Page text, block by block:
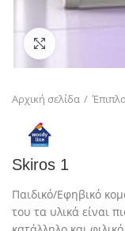
Αρχική σελίδα
Skiros 1
Παιδικό/Εφηβικό
του τα υλικά είναι